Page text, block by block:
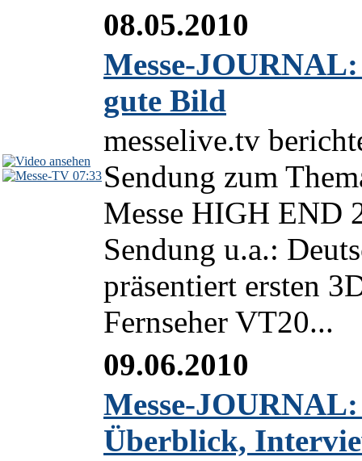
07:33
08.05.2010
Messe-
gute Bild
messelive.tv
Sendung zum
Messe HIGH END
Sendung u.a.:
präsentiert ersten
Fernseher VT20...
09.06.2010
Messe-
Überblick,